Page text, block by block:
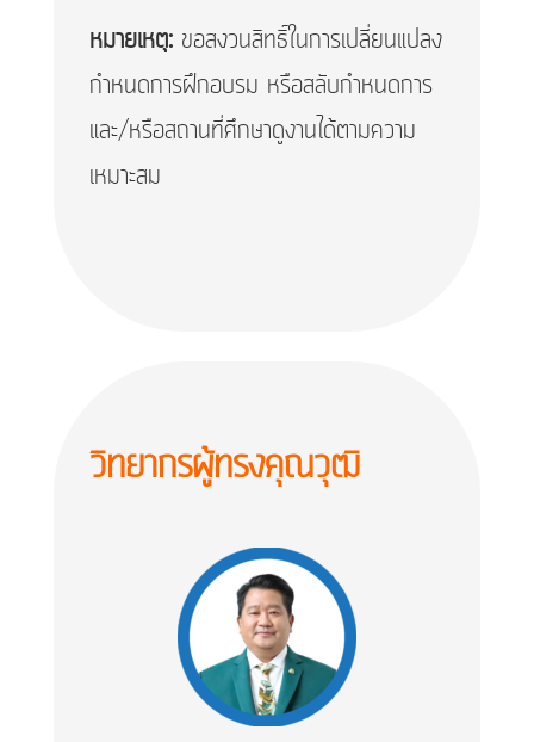
หมายเหตุ:ขอสงวนสิทธิ์ในการเปลี่ยนแปลง
กำหนดการฝึกอบรม หรือสลับกำหนดการ
และ/หรือสถานที่ศึกษาดูงานได้ตามความ
เหมาะสม
วิทยากรผู้ทรงคุณวุฒิ